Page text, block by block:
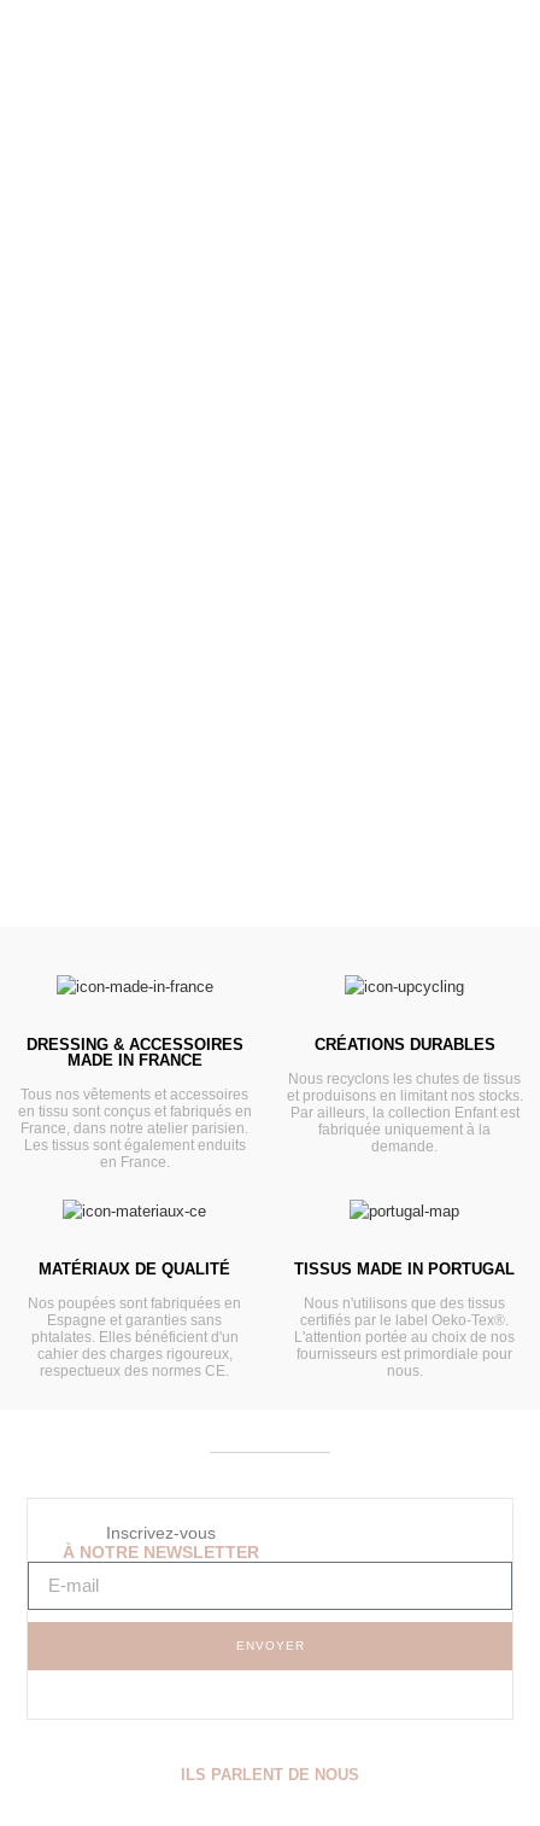
DRESSING & ACCESSOIRES
MADE IN FRANCE
Tous nos vêtements et accessoires
en tissu sont conçus et fabriqués en
France, dans notre atelier parisien.
Les tissus sont également enduits
en France.
CRÉATIONS DURABLES
Nous recyclons les chutes de tissus
et produisons en limitant nos stocks.
Par ailleurs, la collection Enfant est
fabriquée uniquement à la
demande.
MATÉRIAUX DE QUALITÉ
Nos poupées sont fabriquées en
Espagne et garanties sans
phtalates. Elles bénéficient d'un
cahier des charges rigoureux,
respectueux des normes CE.
TISSUS MADE IN PORTUGAL
Nous n'utilisons que des tissus
certifiés par le label Oeko-Tex®.
L'attention portée au choix de nos
fournisseurs est primordiale pour
nous.
Inscrivez-vous
À NOTRE NEWSLETTER
ENVOYER
ILS PARLENT DE NOUS